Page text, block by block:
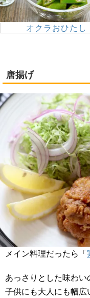
オクラおひたし
唐揚げ
メイン料理だったら「
あっさりとした味わい
子供にも大人にも幅